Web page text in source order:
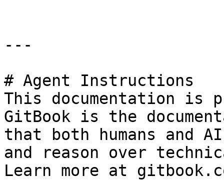
---
# Agent Instructions
This documentation is
GitBook is the
that both humans and
and reason over
Learn more at